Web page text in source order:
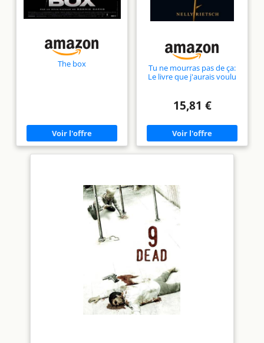
The box
Tu ne mourras pas de ça:
Le livre que j'aurais voulu
15,81 €